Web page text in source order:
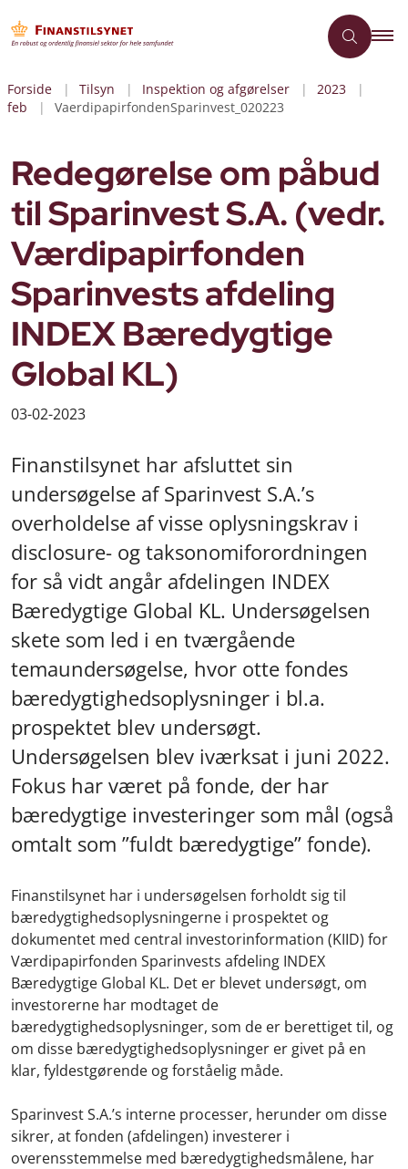
Forside Tilsyn Inspektion og afgørelser
2023
feb
VaerdipapirfondenSparinvest_020223
Redegørelse om påbud
til Sparinvest S.A. (vedr.
Værdipapirfonden
Sparinvests afdeling
INDEX Bæredygtige
Global KL)
03-02-2023
Finanstilsynet har afsluttet sin
undersøgelse af Sparinvest S.A.’s
overholdelse af visse oplysningskrav i
disclosure- og taksonomiforordningen
for så vidt angår afdelingen INDEX
Bæredygtige Global KL. Undersøgelsen
skete som led i en tværgående
temaundersøgelse, hvor otte fondes
bæredygtighedsoplysninger i bl.a.
prospektet blev undersøgt.
Undersøgelsen blev iværksat i juni 2022.
Fokus har været på fonde, der har
bæredygtige investeringer som mål (også
omtalt som ”fuldt bæredygtige” fonde).
Finanstilsynet har i undersøgelsen forholdt sig til
bæredygtighedsoplysningerne i prospektet og
dokumentet med central investorinformation (KIID) for
Værdipapirfonden Sparinvests afdeling INDEX
Bæredygtige Global KL. Det er blevet undersøgt, om
investorerne har modtaget de
bæredygtighedsoplysninger, som de er berettiget til, og
om disse bæredygtighedsoplysninger er givet på en
klar, fyldestgørende og forståelig måde.
Sparinvest S.A.’s interne processer, herunder om disse
sikrer, at fonden (afdelingen) investerer i
overensstemmelse med bæredygtighedsmålene, har